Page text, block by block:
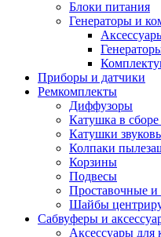
Блоки питания
Генераторы и
Приборы и датчики
Ремкомплекты
Диффузоры
Катушка в
Катушки
Колпаки
Корзины
Подвесы
Проставочные
Шайбы
Сабвуферы и
Аксессуары для